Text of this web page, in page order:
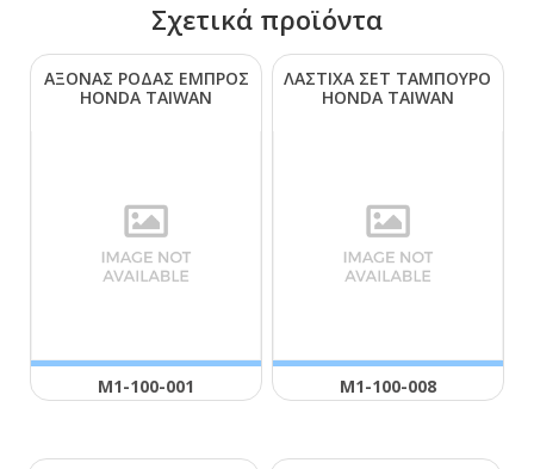
Σχετικά προϊόντα
ΑΞΟΝΑΣ ΡΟΔΑΣ ΕΜΠΡΟΣ
ΗΟΝDΑ ΤΑΙWΑΝ
Μ1-100-001
ΛΑΣΤΙΧΑ ΣΕΤ ΤΑΜΠΟΥΡΟ
ΗΟΝDΑ ΤΑΙWΑΝ
Μ1-100-008